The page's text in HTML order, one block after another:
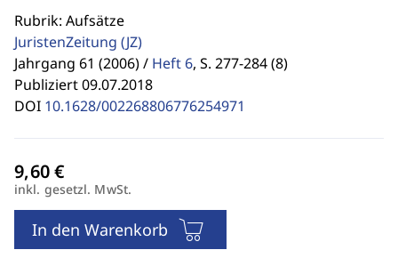
Rubrik: Aufsätze
JuristenZeitung (JZ)
Jahrgang 61 (2006) / Heft 6, S. 277-284 (8)
Publiziert 09.07.2018
DOI 10.1628/002268806776254971
inkl. gesetzl. MwSt.
In den Warenkorb